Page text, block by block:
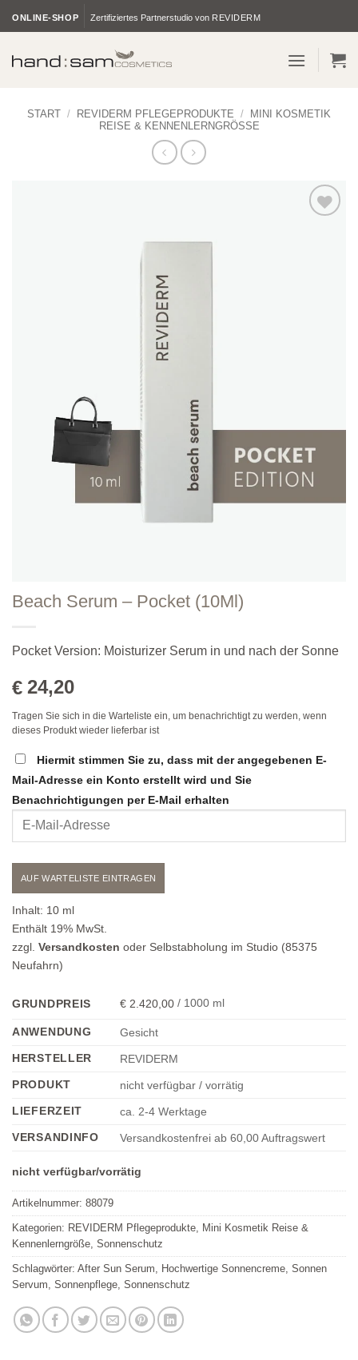
Inhalt
ONLINE-SHOP Zertifiziertes Partnerstudio von REVIDERM
START / REVIDERM PFLEGEPRODUKTE /
MINI KOSMETIK
REISE & KENNENLERNGRÖSSE
Beach Serum – Pocket (10Ml)
Pocket Version: Moisturizer Serum in und nach der Sonne
€ 24,20
Tragen Sie sich in die Warteliste ein, um benachrichtigt zu werden, wenn
dieses Produkt wieder lieferbar ist
Hiermit stimmen Sie zu, dass mit der angegebenen E-
Mail-Adresse ein Konto erstellt wird und Sie
Benachrichtigungen per E-Mail erhalten
Geben
Mail-
Adresse
ein,
um
sich
die
für
dieses
AUF WARTELISTE EINTRAGEN
Inhalt: 10 ml
Enthält 19% MwSt.
zzgl. Versandkosten oder Selbstabholung im Studio (85375
Neufahrn)
GRUNDPREIS € 2.420,00 / 1000 ml
ANWENDUNG
Gesicht
HERSTELLER
REVIDERM
PRODUKT
nicht verfügbar / vorrätig
LIEFERZEIT
ca. 2-4 Werktage
VERSANDINFO
Versandkostenfrei ab 60,00 Auftragswert
nicht verfügbar/vorrätig
Artikelnummer: 88079
Kategorien: REVIDERM Pflegeprodukte Mini Kosmetik Reise &
Kennenlerngröße Sonnenschutz
Schlagwörter: After Sun Serum Hochwertige Sonnencreme Sonnen
Servum Sonnenpflege Sonnenschutz